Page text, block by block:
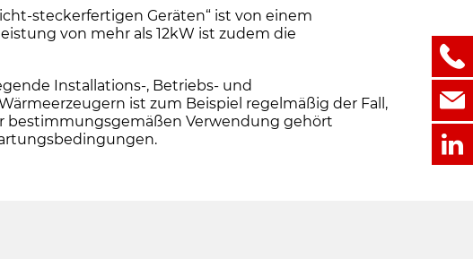
steckerfertigen Geräten“ ist von einem
von mehr als 12kW ist zudem die
Installations-, Betriebs- und
ist zum Beispiel regelmäßig der Fall,
bestimmungsgemäßen Verwendung gehört